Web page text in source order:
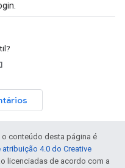
conteúdo desta página é
atribuição 4.0 do Creative
licenciadas de acordo com a